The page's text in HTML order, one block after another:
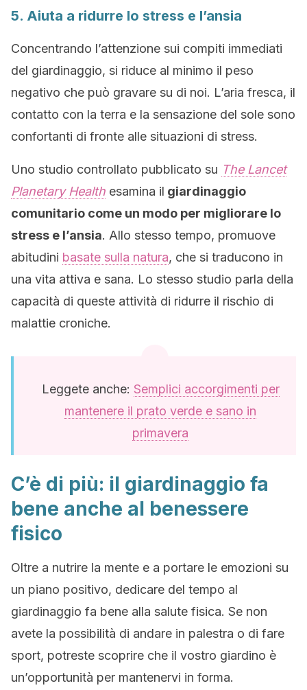
5. Aiuta a ridurre lo stress e l’ansia
Concentrando l’attenzione sui compiti immediati
del giardinaggio, si riduce al minimo il peso
negativo che può gravare su di noi. L’aria fresca, il
contatto con la terra e la sensazione del sole sono
confortanti di fronte alle situazioni di stress.
Uno studio controllato pubblicato su The Lancet
Planetary Health esamina il giardinaggio
comunitario come un modo per migliorare lo
stress e l’ansia. Allo stesso tempo, promuove
abitudini basate sulla natura, che si traducono in
una vita attiva e sana. Lo stesso studio parla della
capacità di queste attività di ridurre il rischio di
malattie croniche.
Leggete anche: Semplici accorgimenti per
mantenere il prato verde e sano in
primavera
C’è di più: il giardinaggio fa
bene anche al benessere
fisico
Oltre a nutrire la mente e a portare le emozioni su
un piano positivo, dedicare del tempo al
giardinaggio fa bene alla salute fisica. Se non
avete la possibilità di andare in palestra o di fare
sport, potreste scoprire che il vostro giardino è
un’opportunità per mantenervi in forma.